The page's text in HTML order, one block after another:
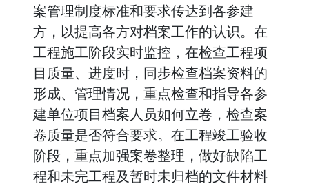
案管理制度标准和要求传达到各参建
方，以提高各方对档案工作的认识。在
工程施工阶段实时监控，在检查工程项
目质量、进度时，同步检查档案资料的
形成、管理情况，重点检查和指导各参
建单位项目档案人员如何立卷，检查案
卷质量是否符合要求。在工程竣工验收
阶段，重点加强案卷整理，做好缺陷工
程和未完工程及暂时未归档的文件材料